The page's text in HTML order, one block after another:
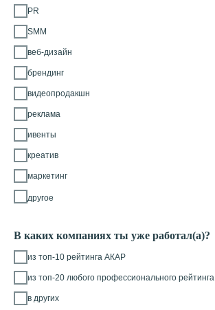
PR
SMM
веб-дизайн
брендинг
видеопродакшн
реклама
ивенты
креатив
маркетинг
другое
В каких компаниях ты уже работал(а)?
из топ-10 рейтинга АКАР
из топ-20 любого профессионального рейтинга
в других